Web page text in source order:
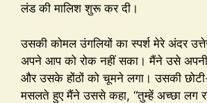
लंड की मालिश शुरू कर दी।
उसकी कोमल उंगलियों का स्पर्श मेरे अंदर
अपने आप को रोक नहीं सका। मैंने उसे अपनी
और उसके होंठों को चूमने लगा। उसकी
मसलते हुए मैंने उससे कहा, “तुम्हें अच्छा लग